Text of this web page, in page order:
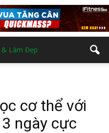
cơ thể với
ngày cực